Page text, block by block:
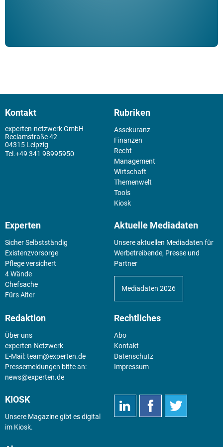
Kontakt
experten-netzwerk GmbH
Reclamstraße 42
04315 Leipzig
+49 341 98995950
Rubriken
Assekuranz
Finanzen
Recht
Management
Wirtschaft
Themenwelt
Tools
Kiosk
Experten
Sicher Selbstständig
Existenz­vorsorge
Pflege versichert
4 Wände
Chefsache
Fürs Alter
Aktuelle Mediadaten
Unsere aktuellen Mediadaten für
Werbetreibende, Presse und
Partner
Mediadaten 2026
Redaktion
Über uns
experten-Netzwerk
E-Mail:team@experten.de
Pressemeldungen bitte an:
news@experten.de
Rechtliches
Abo
Kontakt
Datenschutz
Impressum
KIOSK
Unsere Magazine gibt es digital
im Kiosk.